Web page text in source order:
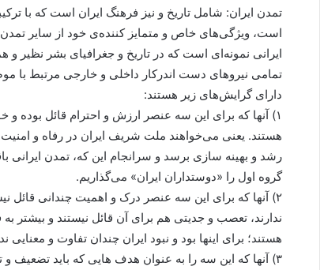
تمدن ایران: شامل تاریخ و نیز فرهنگ ایران است که با
است، ویژگی‌های خاص و متمایز کننده‌ی خود از سایر
ایرانی نمونه‌ای است که در تاریخ و جغرافیای بشر نظیر و
تمامی نیروهای دست اندرکار داخلی و خارجی مرتبط با
دارای گرایش‌های زیر هستند:
۱) آنها که برای این سه عنصر ارزش و احترام قائل بوده
هستند. یعنی می‌خواهند ملت شریف ایران در رفاه و
رشد و بهینه سازی برسد و سرانجام این که، تمدن ایرانی
گروه اول را «دوستداران ایران» می‌گذاریم.
۲) آنها که برای این سه عنصر درک و اهمیت چندانی
ندارند، تعصب و جدیتی هم برای آن قائل نیستند و بیشتر
هستند؛ برای اینها بود و نبود ایران چندان تفاوت و
۳) آنها که این سه را به عنوان هدف هایی که باید تضعیف